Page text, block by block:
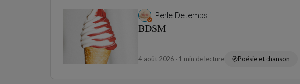
Perle Detemps
BDSM
4 août 2026 1 min de lecture Poésie et chanson